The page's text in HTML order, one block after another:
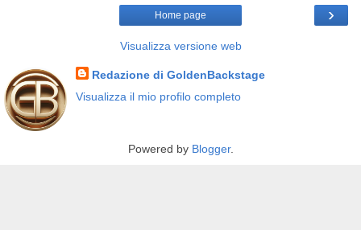
›
Home page
Visualizza versione web
Redazione di GoldenBackstage
Visualizza il mio profilo completo
Powered by Blogger.